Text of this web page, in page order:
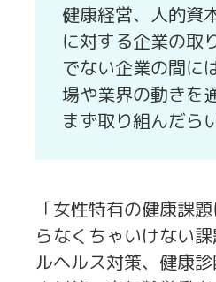
健康経営、人的資
に対する企業の取
でない企業の間に
場や業界の動きを
まず取り組んだら
「女性特有の健康課
らなくちゃいけない
ルヘルス対策、健康